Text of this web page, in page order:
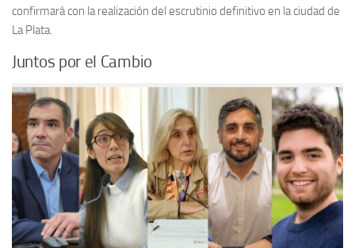
confirmará con la realización del escrutinio definitivo en la ciudad de
La Plata.
Juntos por el Cambio